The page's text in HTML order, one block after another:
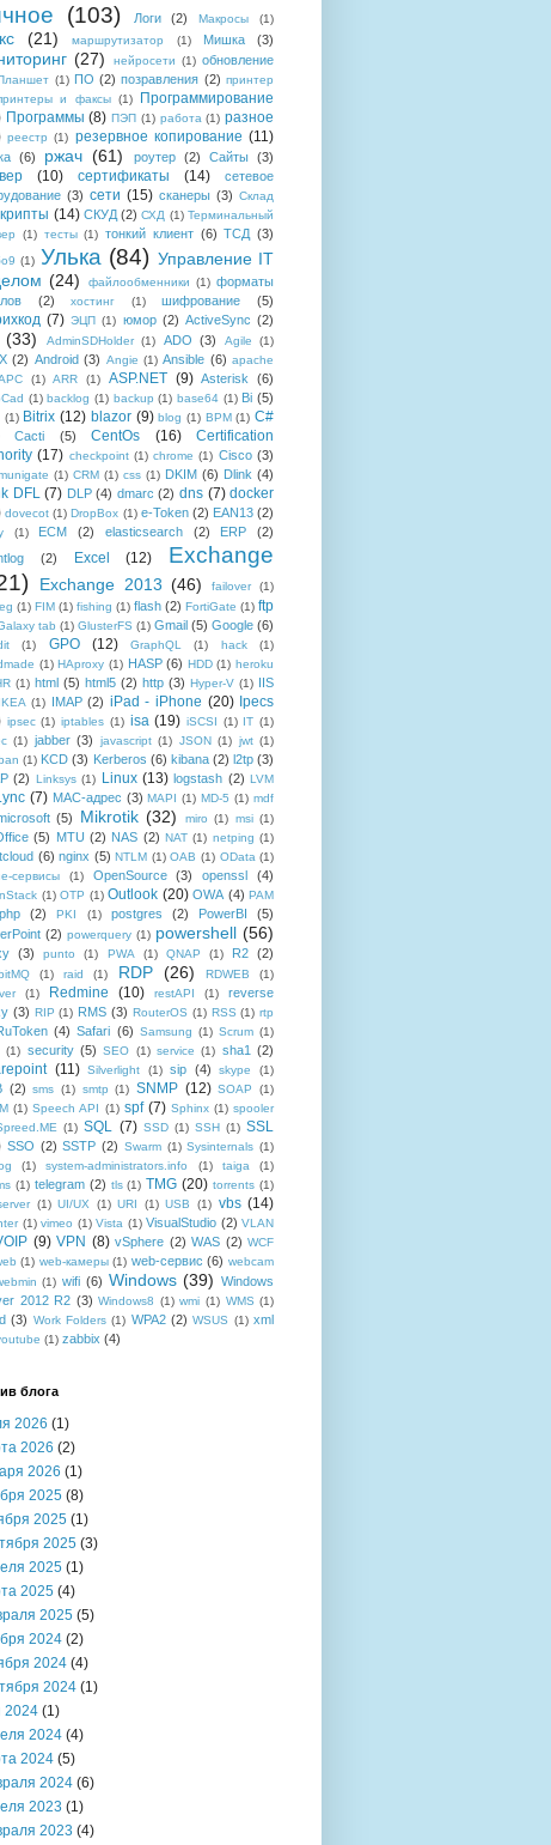
(103) Логи (2) Макросы (1)
(21) маршрутизатор (1) Мишка (3)
(27) нейросети (1) обновление
(1) ПО (2) позравления (2) принтер
и факсы (1)
Программирование
Программы (8) ПЭП (1) работа (1) разное
реестр (1) резервное копирование (11)
(6) ржач (61) роутер (2) Сайты (3)
(10) сертификаты (14)
сетевое
(3) сети (15) сканеры (3) Склад
(14) СКУД (2) СХД (1) Терминальный
(1) тесты (1) тонкий клиент (6) ТСД (3)
(1) Улька (84) Управление IT
(24) файлообменники (1) форматы
(2) хостинг (1) шифрование (5)
(7) ЭЦП (1) юмор (2) ActiveSync (2)
(33) AdminSDHolder (1) ADO (3) Agile (1)
(2) Android (3) Angie (1) Ansible (6) apache
(1) ARR (1) ASP.NET (9) Asterisk (6)
(1) backlog (1) backup (1) base64 (1) Bi (5)
(1) Bitrix (12) blazor (9) blog (1) BPM (1) C#
Cacti (5) CentOs (16)
Certification
(17) checkpoint (1) chrome (1) Cisco (3)
(1) CRM (1) css (1) DKIM (6) Dlink (4)
DFL (7) DLP (4) dmarc (2) dns (7) docker
dovecot (1) DropBox (1) e-Token (2) EAN13 (2)
(1) ECM (2) elasticsearch (2) ERP
(2)
(2) Excel (12)
Exchange
Exchange 2013 (46) failover
(1)
(1) FIM (1) fishing (1) flash (2) FortiGate (1) ftp
tab (1) GlusterFS (1) Gmail (5) Google (6)
(1) GPO (12) GraphQL (1) hack
(1)
(1) HAproxy (1) HASP (6) HDD (1) heroku
(1) html (5) html5 (2) http (3) Hyper-V (1) IIS
IKEA (1) IMAP (2) iPad - iPhone (20) Ipecs
ipsec (1) iptables (1) isa (19) iSCSI (1) IT (1)
(1) jabber (3) javascript (1) JSON (1) jwt (1)
(1) KCD (3) Kerberos (6) kibana (2) l2tp (3)
(2) Linksys (1) Linux (13) logstash (2) LVM
(7) MAC-адрес (3) MAPI (1) MD-5 (1) mdf
(5) Mikrotik (32) miro (1) msi (1)
(5) MTU (2) NAS (2) NAT (1) netping (1)
(6) nginx (5) NTLM (1) OAB (1) OData (1)
сервисы
(1) OpenSource (3) openssl (4)
(1) OTP (1) Outlook (20) OWA (4) PAM
php (2) PKI (1) postgres (2) PowerBI
(5)
(2) powerquery (1) powershell (56)
(3) punto (1) PWA (1) QNAP (1) R2 (2)
(1) raid (1) RDP (26) RDWEB
(1)
(1) Redmine (10) restAPI (1)
reverse
(3) RIP (1) RMS (3) RouterOS (1) RSS (1) rtp
(4) Safari (6) Samsung (1) Scrum (1)
(1) security (5) SEO (1) service (1) sha1 (2)
(11) Silverlight (1) sip (4) skype (1)
(2) sms (1) smtp (1) SNMP (12) SOAP
(1)
(1) Speech API (1) spf (7) Sphinx (1) spooler
(1) SQL (7) SSD (1) SSH (1) SSL
SSO (2) SSTP (2) Swarm (1) Sysinternals (1)
(1) system-administrators.info (1) taiga
(1)
(1) telegram (2) tls (1) TMG (20) torrents (1)
(1) UI/UX (1) URI (1) USB (1) vbs (14)
(1) vimeo (1) Vista (1) VisualStudio (2) VLAN
(9) VPN (8) vSphere (2) WAS (2) WCF
(1) web-камеры (1) web-сервис (6) webcam
(1) wifi (6) Windows (39) Windows
2012 R2 (3) Windows8 (1) wmi (1) WMS (1)
(3) Work Folders (1) WPA2 (2) WSUS (1) xml
(1) zabbix (4)
блога
2026 (1)
2026 (2)
2026 (1)
2025 (8)
2025 (1)
2025 (3)
2025 (1)
2025 (4)
2025 (5)
2024 (2)
2024 (4)
2024 (1)
2024 (1)
2024 (4)
2024 (5)
2024 (6)
2023 (1)
2023 (4)